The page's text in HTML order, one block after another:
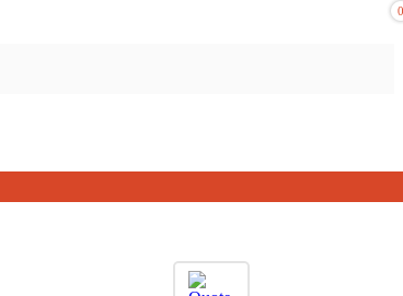
0
0